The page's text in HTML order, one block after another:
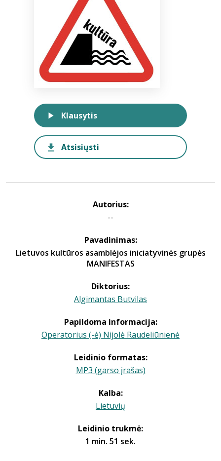
Autorius:
--
Pavadinimas:
Lietuvos kultūros asamblėjos iniciatyvinės grupės
MANIFESTAS
Diktorius:
Algimantas Butvilas
Papildoma informacija:
Operatorius (-ė) Nijolė Raudeliūnienė
Leidinio formatas:
MP3 (garso įrašas)
Kalba:
Lietuvių
Leidinio trukmė:
1 min. 51 sek.
Klausytis
Atsisiųsti